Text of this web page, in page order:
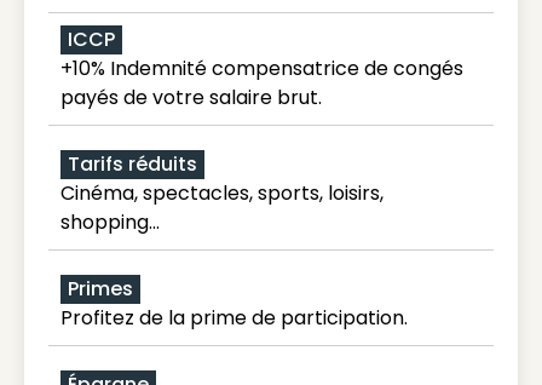
ICCP
+10% Indemnité compensatrice de congés
payés de votre salaire brut.
Tarifs réduits
Cinéma, spectacles, sports, loisirs,
shopping...
Primes
Profitez de la prime de participation.